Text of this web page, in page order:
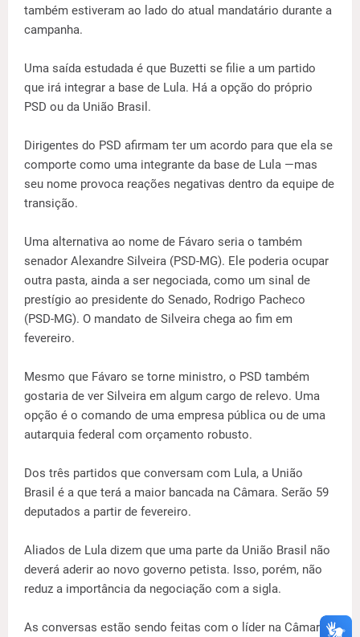
também estiveram ao lado do atual mandatário durante a
campanha.
Uma saída estudada é que Buzetti se filie a um partido
que irá integrar a base de Lula. Há a opção do próprio
PSD ou da União Brasil.
Dirigentes do PSD afirmam ter um acordo para que ela se
comporte como uma integrante da base de Lula —mas
seu nome provoca reações negativas dentro da equipe de
transição.
Uma alternativa ao nome de Fávaro seria o também
senador Alexandre Silveira (PSD-MG). Ele poderia ocupar
outra pasta, ainda a ser negociada, como um sinal de
prestígio ao presidente do Senado, Rodrigo Pacheco
(PSD-MG). O mandato de Silveira chega ao fim em
fevereiro.
Mesmo que Fávaro se torne ministro, o PSD também
gostaria de ver Silveira em algum cargo de relevo. Uma
opção é o comando de uma empresa pública ou de uma
autarquia federal com orçamento robusto.
Dos três partidos que conversam com Lula, a União
Brasil é a que terá a maior bancada na Câmara. Serão 59
deputados a partir de fevereiro.
Aliados de Lula dizem que uma parte da União Brasil não
deverá aderir ao novo governo petista. Isso, porém, não
reduz a importância da negociação com a sigla.
As conversas estão sendo feitas com o líder na Câmara,